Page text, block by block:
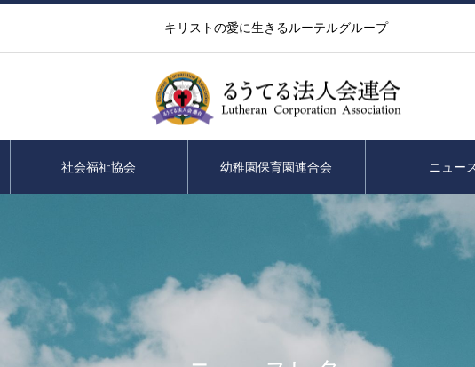
キリストの愛に生きるルーテルグループ
社会福祉協会 幼稚園保育園連合会 ニュー